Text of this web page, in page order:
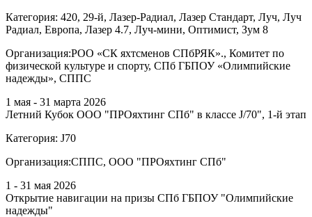
Категория: 420, 29-й, Лазер-Радиал, Лазер Стандарт, Луч, Луч
Радиал, Европа, Лазер 4.7, Луч-мини, Оптимист, Зум 8
Организация:РОО «СК яхтсменов СПбРЯК»., Комитет по
физической культуре и спорту, СПб ГБПОУ «Олимпийские
надежды», СППС
1 мая - 31 марта 2026
Летний Кубок ООО "ПРОяхтинг СПб" в классе J/70", 1-й этап
Категория: J70
Организация:СППС, ООО "ПРОяхтинг СПб"
1 - 31 мая 2026
Открытие навигации на призы СПб ГБПОУ "Олимпийские
надежды"